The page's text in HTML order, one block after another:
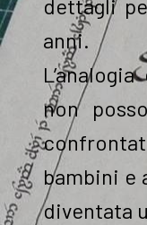
dettagli
anni.
non
bambini e
diventata